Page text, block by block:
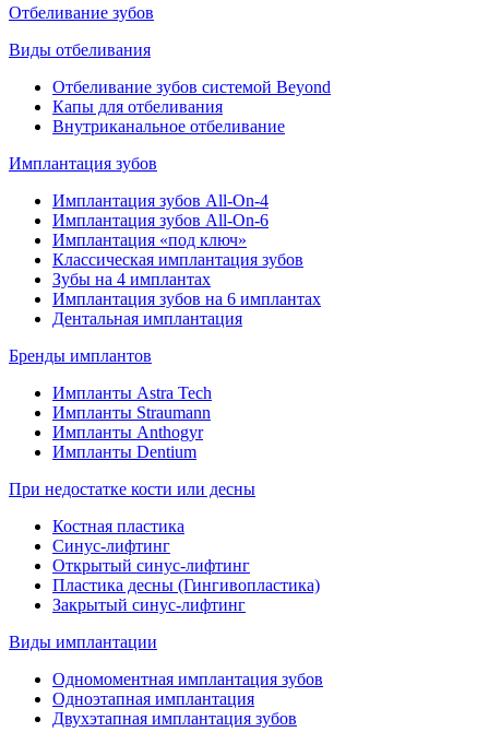
Отбеливание зубов
Виды отбеливания
Отбеливание зубов системой Beyond
Капы для отбеливания
Внутриканальное отбеливание
Имплантация зубов
Имплантация зубов All-On-4
Имплантация зубов All-On-6
Имплантация «под ключ»
Классическая имплантация зубов
Зубы на 4 имплантах
Имплантация зубов на 6 имплантах
Дентальная имплантация
Бренды имплантов
Импланты Astra Tech
Импланты Straumann
Импланты Anthogyr
Импланты Dentium
При недостатке кости или десны
Костная пластика
Синус-лифтинг
Открытый синус-лифтинг
Пластика десны (Гингивопластика)
Закрытый синус-лифтинг
Виды имплантации
Одномоментная имплантация зубов
Одноэтапная имплантация
Двухэтапная имплантация зубов